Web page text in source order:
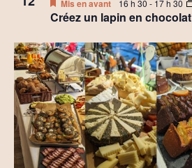
Créez un lapin en chocolat
Mis en avant 16 h 30 - 17 h 30